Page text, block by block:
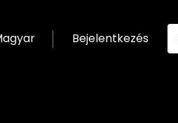
Bejelentkezés